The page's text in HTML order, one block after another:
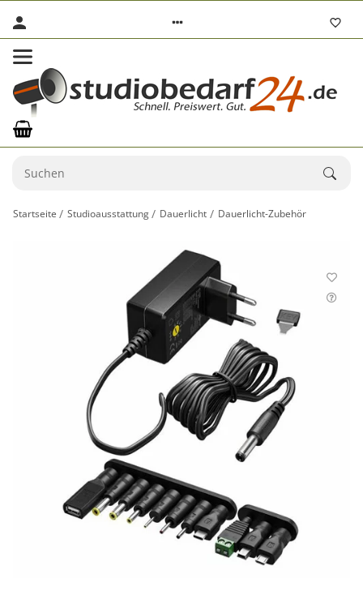
Startseite Studioausstattung Dauerlicht Dauerlicht-Zubehör